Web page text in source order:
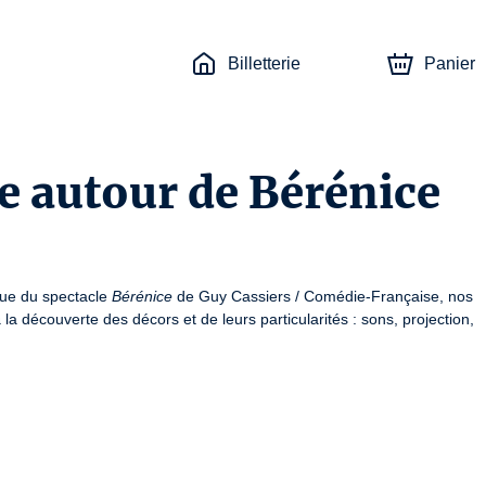
Billetterie Panier
autour de Bérénice
du spectacle Bérénice de Guy Cassiers / Comédie-Française, nos
découverte des décors et de leurs particularités : sons, projection,